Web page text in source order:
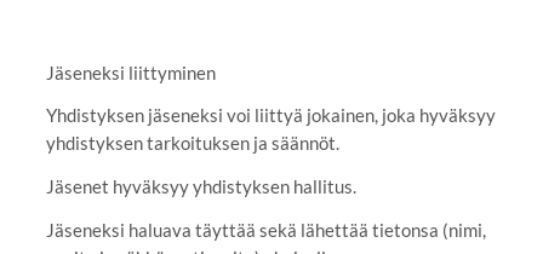
Jäseneksi liittyminen
Yhdistyksen jäseneksi voi liittyä jokainen, joka hyväksyy
yhdistyksen tarkoituksen ja säännöt.
Jäsenet hyväksyy yhdistyksen hallitus.
Jäseneksi haluava täyttää sekä lähettää tietonsa (nimi,